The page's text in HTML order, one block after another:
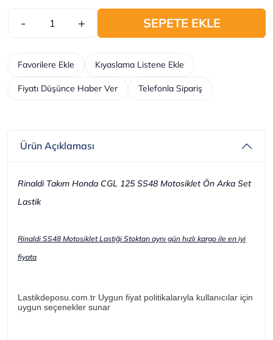
- + SEPETE EKLE
Telefonla Sipariş
Kıyaslama Listene Ekle
Favorilere Ekle
Fiyatı Düşünce Haber Ver
Ürün Açıklaması
Rinaldi Takım Honda CGL 125 SS48 Motosiklet Ön Arka Set
Lastik
Rinaldi SS48 Motosiklet Lastiği Stoktan aynı gün hızlı kargo ile en iyi
fiyata
Lastikdeposu.com.tr Uygun fiyat politikalarıyla kullanıcılar için
uygun seçenekler sunar